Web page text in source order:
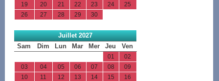
19
20 21 22 23 24
25
26
27 28 29 30
Juillet 2027
Sam
Dim Lun Mar Mer Jeu Ven
01
02
03
04 05 06 07 08
09
10
11 12 13 14 15 16